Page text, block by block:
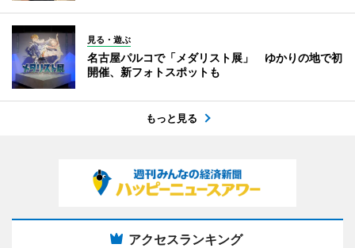
見る・遊ぶ
名古屋パルコで「メダリスト展」 ゆかりの地で初
開催、新フォトスポットも
もっと見る
アクセスランキング